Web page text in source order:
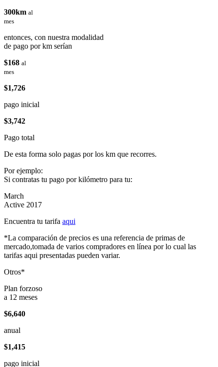
300km al
mes
entonces, con nuestra modalidad
de pago por km serían
$168 al
mes
$1,726
pago inicial
$3,742
Pago total
De esta forma solo pagas por los km que recorres.
Por ejemplo:
Si contratas tu pago por kilómetro para tu:
March
Active 2017
Encuentra tu tarifa aqui
*La comparación de precios es una referencia de primas de
mercado,tomada de varios compradores en línea por lo cual las
tarifas aqui presentadas pueden variar.
Otros*
Plan forzoso
a 12 meses
$6,640
anual
$1,415
pago inicial